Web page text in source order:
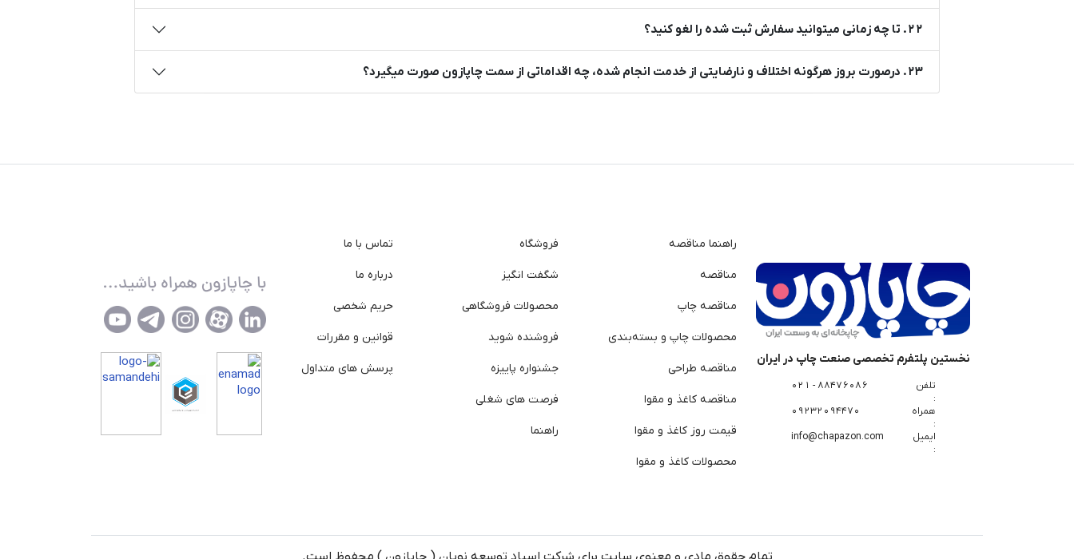
22. تا چه زمانی میتوانید سفارش ثبت شده را لغو کنید؟
23. درصورت بروز هرگونه اختلاف و نارضایتی از خدمت انجام شده، چه اقداماتی از سمت چاپازون صورت میگیرد؟
نخستین پلتفرم تخصصی صنعت چاپ در ایران
تلفن
:
88476086 - 021
همراه
:
09232094470
ایمیل
:
info@chapazon.com
راهنما مناقصه
مناقصه
مناقصه چاپ
محصولات چاپ و بسته‌بندی
مناقصه طراحی
مناقصه کاغذ و مقوا
قیمت روز کاغذ و مقوا
محصولات کاغذ و مقوا
فروشگاه
شگفت انگیز
محصولات فروشگاهی
فروشنده شوید
جشنواره پاییزه
فرصت های شغلی
راهنما
تماس با ما
درباره ما
حریم شخصی
قوانین و مقررات
پرسش های متداول